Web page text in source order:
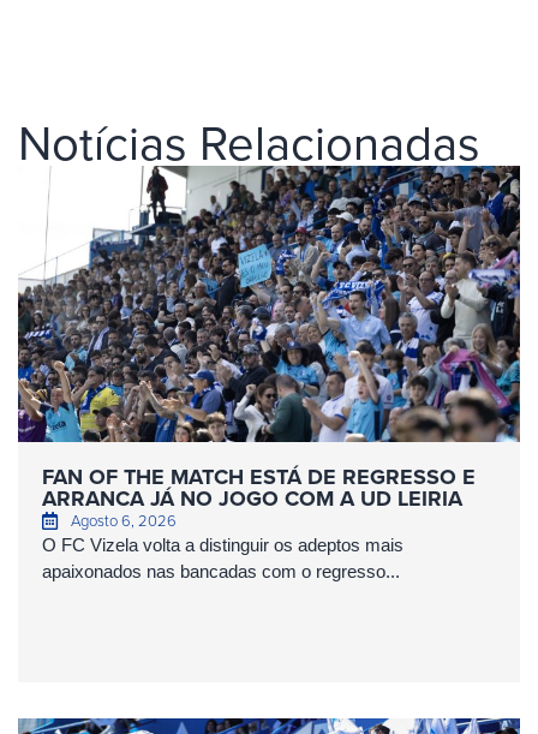
Notícias Relacionadas
FAN OF THE MATCH ESTÁ DE REGRESSO E
ARRANCA JÁ NO JOGO COM A UD LEIRIA
Agosto 6, 2026
O FC Vizela volta a distinguir os adeptos mais
apaixonados nas bancadas com o regresso...